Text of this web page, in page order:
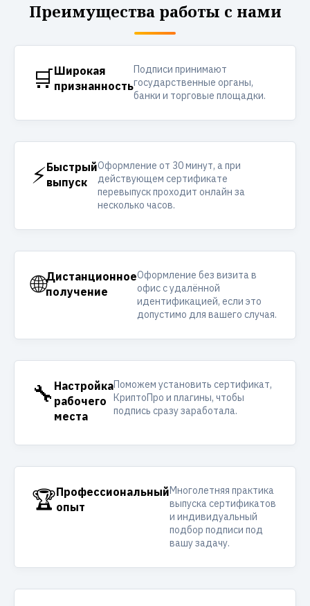
Преимущества работы с нами
🛒Широкая
признанность
Подписи принимают
государственные органы,
банки и торговые площадки.
⚡Быстрый
выпуск
Оформление от 30 минут, а при
действующем сертификате
перевыпуск проходит онлайн за
несколько часов.
🌐Дистанционное
получение
Оформление без визита в
офис с удалённой
идентификацией, если это
допустимо для вашего случая.
🔧 Настройка
рабочего
места
Поможем установить сертификат,
КриптоПро и плагины, чтобы
подпись сразу заработала.
🏆Профессиональный
опыт
Многолетняя практика
выпуска сертификатов
и индивидуальный
подбор подписи под
вашу задачу.